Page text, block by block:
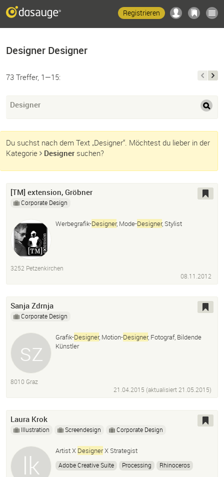
Registrieren
Designer Designer
73 Treffer, 1—15:
Designer
Du suchst nach dem Text „Designer“. Möchtest du lieber in der
Kategorie
Designer suchen?
[TM] extension, Gröbner
Corporate Design
Werbegrafik-Designer, Mode-Designer, Stylist
3252 Petzenkirchen
08.11.2012
Sanja Zdrnja
Corporate Design
Grafik-Designer, Motion-Designer, Fotograf, Bildende
Künstler
8010 Graz
21.04.2015 (aktualisiert21.05.2015)
Laura Krok
Illustration Screendesign Corporate Design
Artist X DesignerX Strategist
Adobe Creative Suite Processing
Rhinoceros